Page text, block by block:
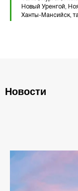
Новый Уренгой,
Ханты-Мансийск,
Новости